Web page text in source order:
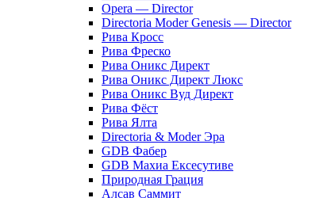
Opera — Director
Directoria Moder Genesis — Director
Рива Кросс
Рива Фреско
Рива Оникс Директ
Рива Оникс Директ Люкс
Рива Оникс Вуд Директ
Рива Фёст
Рива Ялта
Directoria & Moder Эра
GDB Фабер
GDB Махиа Ексесутиве
Природная Грация
Алсав Саммит